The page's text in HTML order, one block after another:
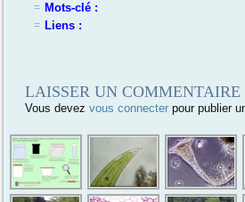
Mots-clé :
Liens :
LAISSER UN COMMENTAIRE
Vous devezvous connecter pour publier